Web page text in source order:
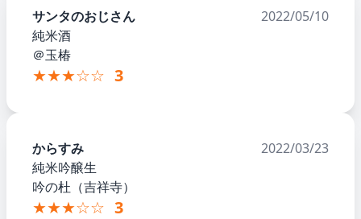
サンタのおじさん
2022/05/10
純米酒
＠玉椿
★★★☆☆ 3
からすみ
2022/03/23
純米吟醸生
吟の杜（吉祥寺）
★★★☆☆ 3